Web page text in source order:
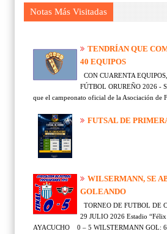
Notas Más Visitadas
TENDRÍAN QUE
40 EQUIPOS
CON CUARENTA
FÚTBOL ORUREÑO 2026 -
que el campeonato oficial de la Asociación de
FUTSAL DE
WILSERMANN, SE
GOLEANDO
TORNEO DE FUTBOL DE
29 JULIO 2026 Estadio
AYACUCHO 0 – 5 WILSTERMANN GOL: 6´